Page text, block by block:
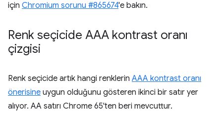
için Chromium sorunu #865674'e bakın.
Renk seçicide AAA kontrast oranı
çizgisi
Renk seçicide artık hangi renklerin AAA kontrast oranı
önerisine uygun olduğunu gösteren ikinci bir satır yer
alıyor. AA satırı Chrome 65'ten beri mevcuttur.